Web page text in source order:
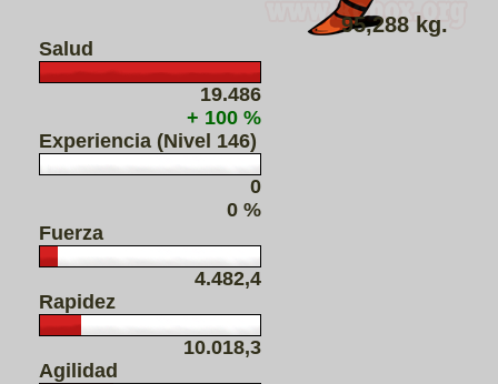
95,288 kg.
Salud
19.486
+ 100 %
Experiencia (Nivel 146)
0
0 %
Fuerza
4.482,4
Rapidez
10.018,3
Agilidad